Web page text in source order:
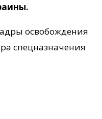
освобождения
спецназначения